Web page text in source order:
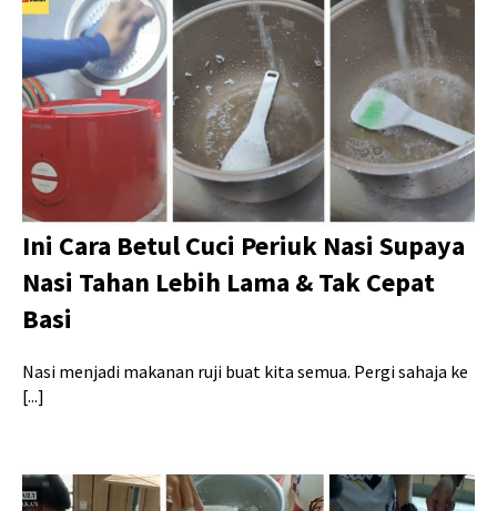
Ini Cara Betul Cuci Periuk Nasi Supaya
Nasi Tahan Lebih Lama & Tak Cepat
Basi
Nasi menjadi makanan ruji buat kita semua. Pergi sahaja ke
[...]